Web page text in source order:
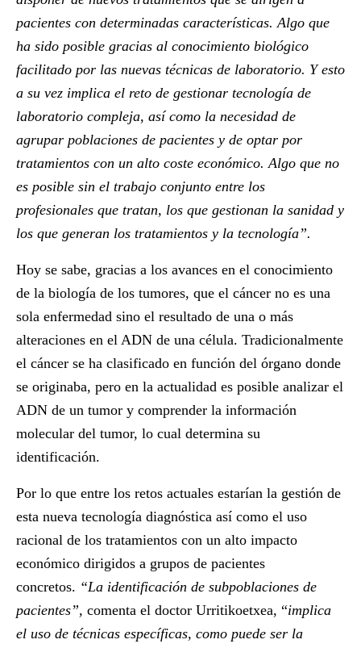
pacientes con determinadas características. Algo que
ha sido posible gracias al conocimiento biológico
facilitado por las nuevas técnicas de laboratorio. Y esto
a su vez implica el reto de gestionar tecnología de
laboratorio compleja, así como la necesidad de
agrupar poblaciones de pacientes y de optar por
tratamientos con un alto coste económico. Algo que no
es posible sin el trabajo conjunto entre los
profesionales que tratan, los que gestionan la sanidad y
los que generan los tratamientos y la tecnología”.
Hoy se sabe, gracias a los avances en el conocimiento
de la biología de los tumores, que el cáncer no es una
sola enfermedad sino el resultado de una o más
alteraciones en el ADN de una célula. Tradicionalmente
el cáncer se ha clasificado en función del órgano donde
se originaba, pero en la actualidad es posible analizar el
ADN de un tumor y comprender la información
molecular del tumor, lo cual determina su
identificación.
Por lo que entre los retos actuales estarían la gestión de
esta nueva tecnología diagnóstica así como el uso
racional de los tratamientos con un alto impacto
económico dirigidos a grupos de pacientes
concretos. “La identificación de subpoblaciones de
pacientes”, comenta el doctor Urritikoetxea, “implica
el uso de técnicas específicas, como puede ser la